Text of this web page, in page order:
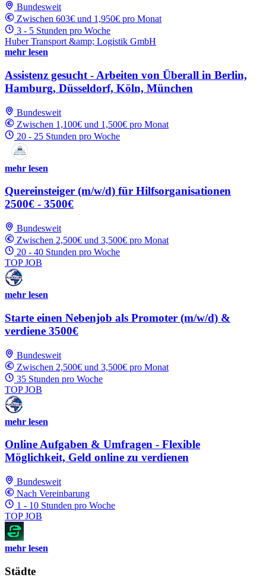
Bundesweit
Zwischen 603€ und 1,950€ pro Monat
3 - 5 Stunden pro Woche
Huber Transport &amp; Logistik GmbH
mehr lesen
Assistenz gesucht - Arbeiten von Überall in Berlin,
Hamburg, Düsseldorf, Köln, München
Bundesweit
Zwischen 1,100€ und 1,500€ pro Monat
20 - 25 Stunden pro Woche
mehr lesen
Quereinsteiger (m/w/d) für Hilfsorganisationen
2500€ - 3500€
Bundesweit
Zwischen 2,500€ und 3,500€ pro Monat
20 - 40 Stunden pro Woche
TOP JOB
mehr lesen
Starte einen Nebenjob als Promoter (m/w/d) &
verdiene 3500€
Bundesweit
Zwischen 2,500€ und 3,500€ pro Monat
35 Stunden pro Woche
TOP JOB
mehr lesen
Online Aufgaben & Umfragen - Flexible
Möglichkeit, Geld online zu verdienen
Bundesweit
Nach Vereinbarung
1 - 10 Stunden pro Woche
TOP JOB
mehr lesen
Städte